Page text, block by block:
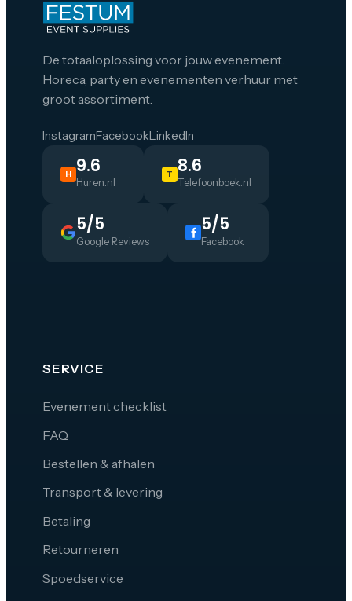
De totaaloplossing voor jouw evenement.
Horeca, party en evenementen verhuur met
groot assortiment.
InstagramFacebookLinkedIn
H 9.6
Huren.nl
T 8.6
Telefoonboek.nl
5/5
Google Reviews
5/5
Facebook
SERVICE
Evenement checklist
FAQ
Bestellen & afhalen
Transport & levering
Betaling
Retourneren
Spoedservice